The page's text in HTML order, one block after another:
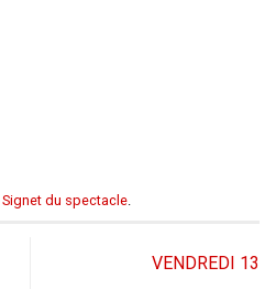
Signet du spectacle.
VENDREDI 13